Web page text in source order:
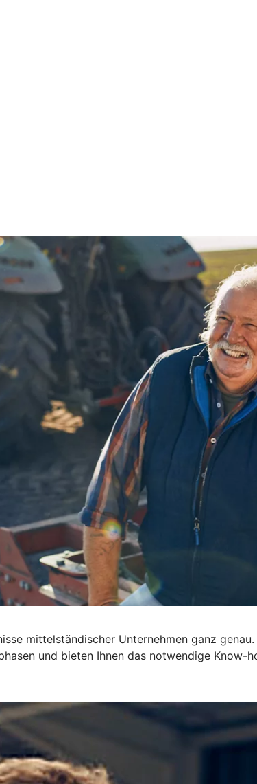
mittelständischer Unternehmen ganz
und bieten Ihnen das notwendige Know-